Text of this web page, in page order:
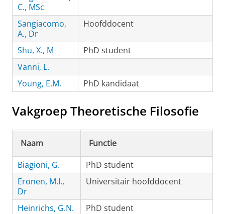
C., MSc
Sangiacomo,
A., Dr
Hoofddocent
Shu, X., M
PhD student
Vanni, L.
Young, E.M.
PhD kandidaat
Vakgroep Theoretische Filosofie
Naam
Functie
Biagioni, G.
PhD student
Eronen, M.I.,
Dr
Universitair hoofddocent
Heinrichs, G.N.
PhD student